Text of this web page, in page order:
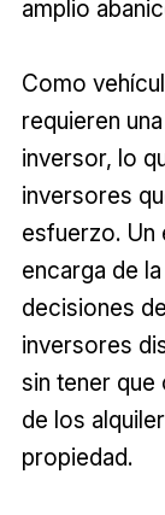
amplio
Como
requieren
inversor, lo
inversores
esfuerzo. Un
encarga de
decisiones
inversores
sin tener
de los
propiedad.